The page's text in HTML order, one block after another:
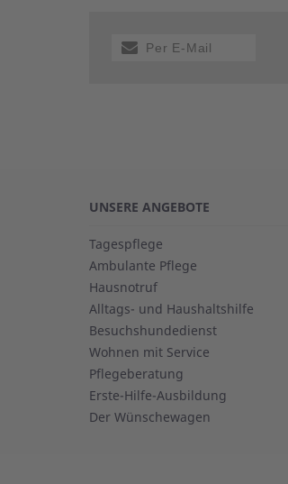
Per E-Mail
UNSERE ANGEBOTE
Tagespflege
Ambulante Pflege
Hausnotruf
Alltags- und Haushaltshilfe
Besuchshundedienst
Wohnen mit Service
Pflegeberatung
Erste-Hilfe-Ausbildung
Der Wünschewagen